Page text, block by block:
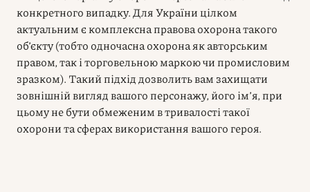
конкретного випадку. Для України цілком
актуальним є комплексна правова охорона такого
об’єкту (тобто одночасна охорона як авторським
правом, так і торговельною маркою чи промисловим
зразком). Такий підхід дозволить вам захищати
зовнішній вигляд вашого персонажу, його ім’я, при
цьому не бути обмеженим в тривалості такої
охорони та сферах використання вашого героя.